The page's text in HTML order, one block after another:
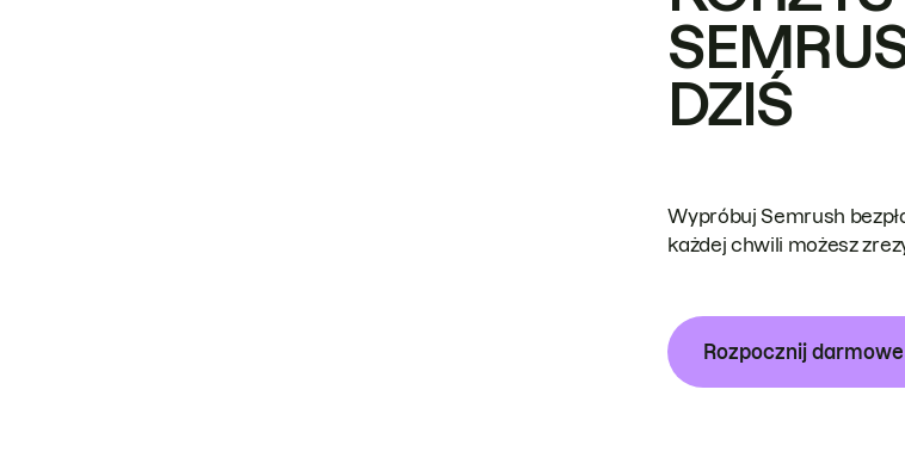
DZIŚ
Wypróbuj Semrush
każdej chwili możesz
Rozpocznij